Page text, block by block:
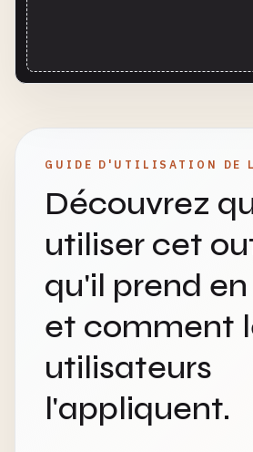
GUIDE D'UTILISATION DE
Découvrez
utiliser cet
qu'il prend
et comment
utilisateurs
l'appliquent.